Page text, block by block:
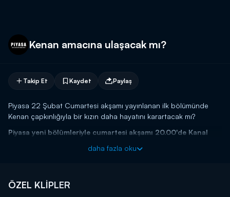
Kenan amacına ulaşacak mı?
Takip Et Kaydet Paylaş
Piyasa 22 Şubat Cumartesi akşamı yayınlanan ilk bölümünde
Kenan çapkınlığıyla bir kızın daha hayatını karartacak mı?
Piyasa yeni bölümleriyle cumartesi akşamı 20.00'de Kanal
daha fazla oku
ÖZEL KLİPLER